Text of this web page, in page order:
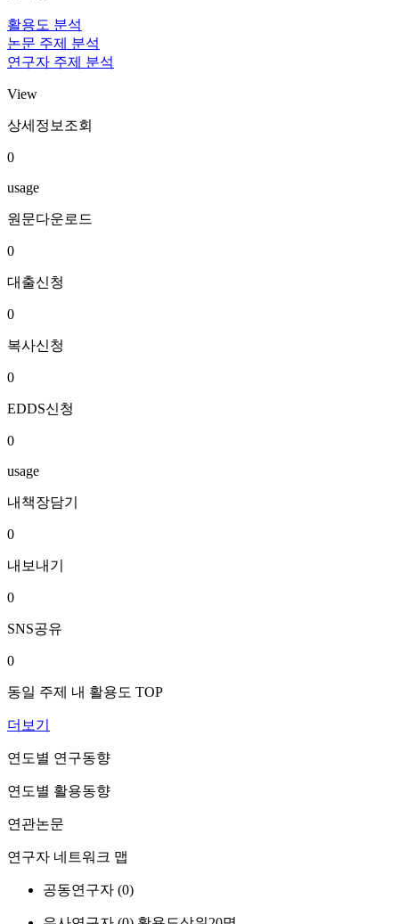
활용도 분석
논문 주제 분석
연구자 주제 분석
View
상세정보조회
0
usage
원문다운로드
0
대출신청
0
복사신청
0
EDDS신청
0
usage
내책장담기
0
내보내기
0
SNS공유
0
동일 주제 내 활용도 TOP
더보기
연도별 연구동향
연도별 활용동향
연관논문
연구자 네트워크 맵
공동연구자 (0)